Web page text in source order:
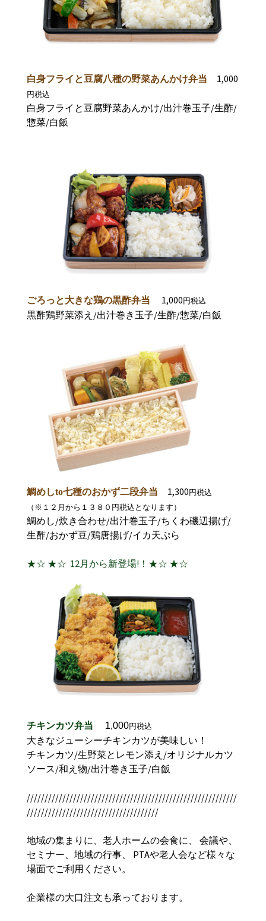
白身フライと豆腐八種の野菜あんかけ弁当 1,000
円税込
白身フライと豆腐野菜あんかけ/出汁巻玉子/生酢/
惣菜/白飯
ごろっと大きな鶏の黒酢弁当 1,000円税込
黒酢鶏野菜添え/出汁巻き玉子/生酢/惣菜/白飯
鯛めしto七種のおかず二段弁当 1,300円税込
（※１２月から１３８０円税込となります）
鯛めし/炊き合わせ/出汁巻玉子/ちくわ磯辺揚げ/
生酢/おかず豆/鶏唐揚げ/イカ天ぷら
★☆ ★☆ 12月から新登場!！★☆ ★☆
チキンカツ弁当 1,000円税込
大きなジューシーチキンカツが美味しい！
チキンカツ/生野菜とレモン添え/オリジナルカツ
ソース/和え物/出汁巻き玉子/白飯
///////////////////////////////////////////////////////////
/////////////////////////////////////
地域の集まりに、老人ホームの会食に、 会議や、
セミナー、地域の行事、 PTAや老人会など様々な
場面でご利用ください。
企業様の大口注文も承っております。